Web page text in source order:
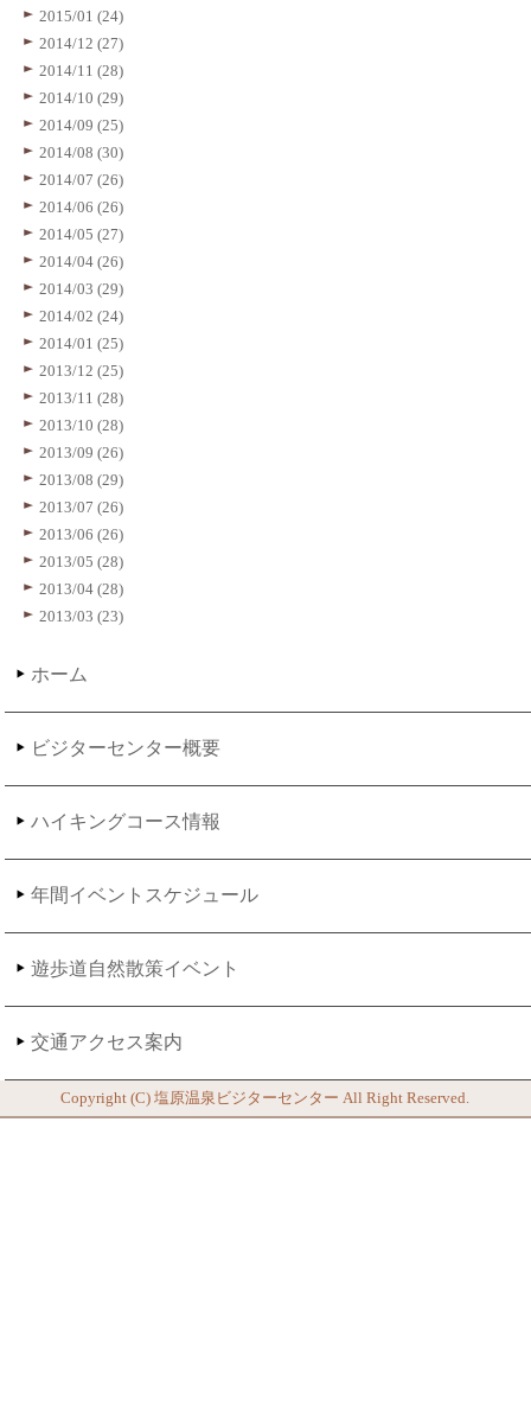
2015/01 (24)
2014/12 (27)
2014/11 (28)
2014/10 (29)
2014/09 (25)
2014/08 (30)
2014/07 (26)
2014/06 (26)
2014/05 (27)
2014/04 (26)
2014/03 (29)
2014/02 (24)
2014/01 (25)
2013/12 (25)
2013/11 (28)
2013/10 (28)
2013/09 (26)
2013/08 (29)
2013/07 (26)
2013/06 (26)
2013/05 (28)
2013/04 (28)
2013/03 (23)
ホーム
ビジターセンター概要
ハイキングコース情報
年間イベントスケジュール
遊歩道自然散策イベント
交通アクセス案内
Copyright (C)塩原温泉ビジターセンター All Right Reserved.